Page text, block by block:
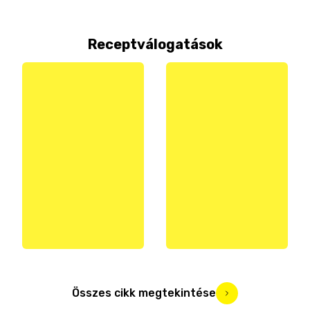
Receptválogatások
Összes cikk megtekintése